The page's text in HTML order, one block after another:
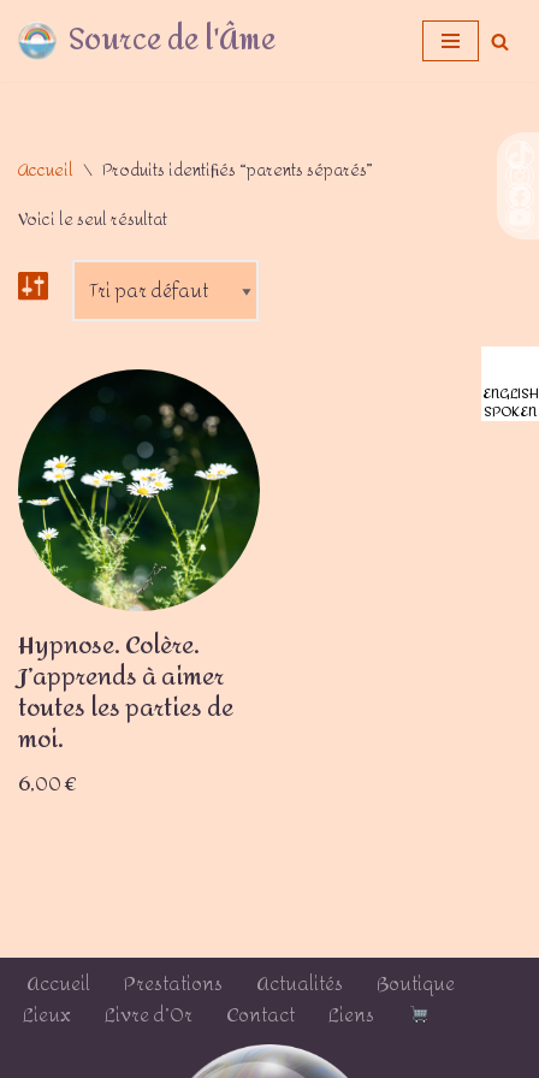
Aller Source de l'Âme
Accueil \ Produits identifiés “parents séparés”
Voici le seul résultat
Hypnose. Colère.
J’apprends à aimer
toutes les parties de
moi.
6,00€
Accueil Prestations Actualités
Boutique
Lieux
Livre d’Or Contact Liens
ENGLISH
SPOKEN